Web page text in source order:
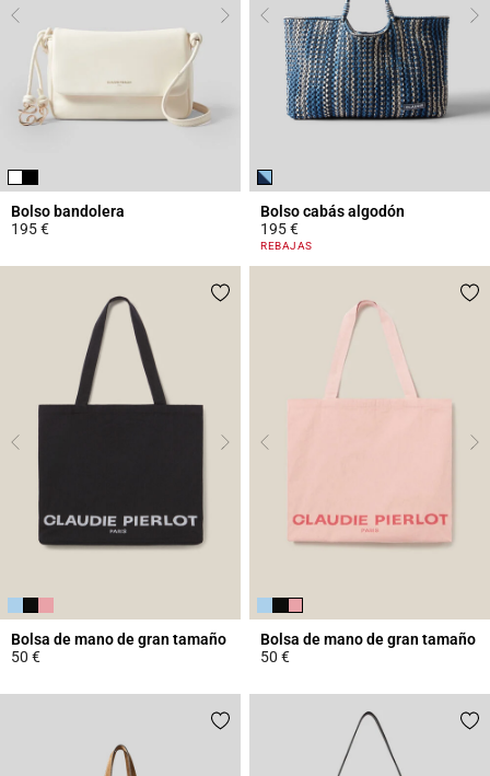
Bolso bandolera
195 €
Bolso cabás algodón
195 €
5 out of 5 Customer Rating
REBAJAS
Bolsa de mano de gran tamaño
50 €
Bolsa de mano de gran tamaño
50 €